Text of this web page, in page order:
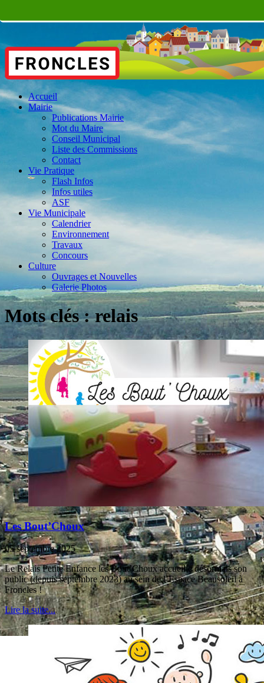
Accueil
Mairie
Publications Mairie
Mot du Maire
Conseil Municipal
Liste des Commissions
Contact
Vie Pratique
Flash Infos
Infos utiles
ASF
Vie Municipale
Calendrier
Environnement
Travaux
Concours
Culture
Ouvrages et Nouvelles
Galerie Photos
Mots clés : relais
Les Bout’Choux
05 septembre 2025
Le Relais Petite Enfance les Bout’Choux accueille désormais son
public (depuis septembre 2023) au sein de l’Espace Beausoleil à
Froncles !
Lire la suite...